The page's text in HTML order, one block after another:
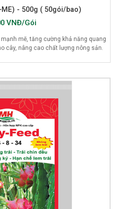
- 500g ( 50gói/bao)
VNĐ/Gói
mẽ, tăng cường khả năng quang
cây, nâng cao chất lượng nông sản.